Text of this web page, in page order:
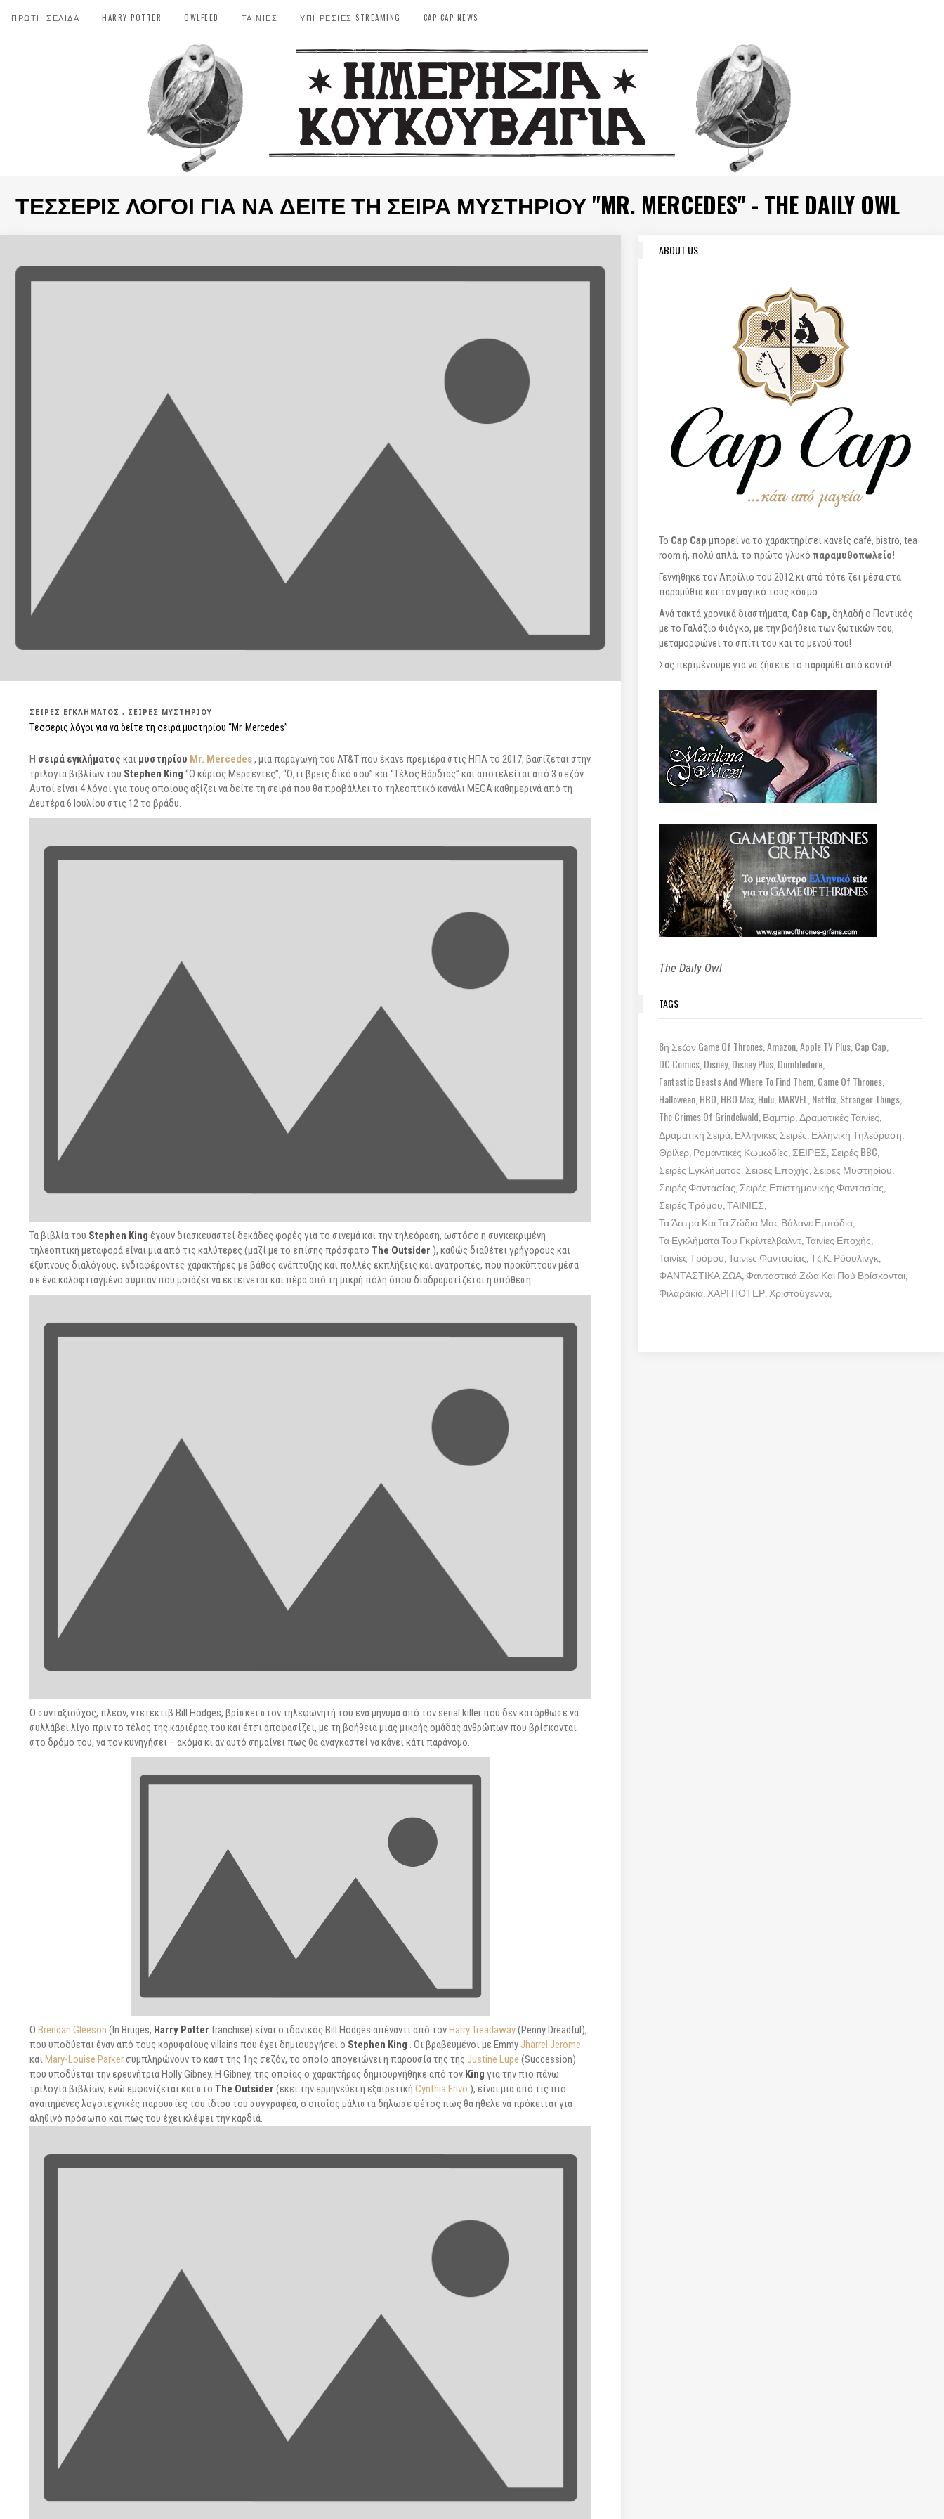
ΠΡΩΤΗ ΣΕΛΙΔΑ HARRY POTTER OWLFEED ΤΑΙΝΙΕΣ ΥΠΗΡΕΣΙΕΣ STREAMING CAP CAP NEWS
ΤΈΣΣΕΡΙΣ ΛΌΓΟΙ ΓΙΑ ΝΑ ΔΕΊΤΕ ΤΗ ΣΕΙΡΆ ΜΥΣΤΗΡΊΟΥ "MR. MERCEDES" - THE DAILY OWL
ΣΕΙΡΈΣ ΕΓΚΛΉΜΑΤΟΣ ΣΕΙΡΈΣ ΜΥΣΤΗΡΊΟΥ
Τέσσερις λόγοι για να δείτε τη σειρά μυστηρίου “Mr. Mercedes”
Η σειρά εγκλήματος και μυστηρίου Mr. Mercedes, μια παραγωγή του AT&T που έκανε πρεμιέρα στις ΗΠΑ το 2017, βασίζεται στην
τριλογία βιβλίων του Stephen King “Ο κύριος Μερσέντες”, “Ό,τι βρεις δικό σου” και “Τέλος Βάρδιας” και αποτελείται από 3 σεζόν.
Αυτοί είναι 4 λόγοι για τους οποίους αξίζει να δείτε τη σειρά που θα προβάλλει το τηλεοπτικό κανάλι MEGA καθημερινά από τη
Δευτέρα 6 Ιουλίου στις 12 το βράδυ.
Τα βιβλία του Stephen King έχουν διασκευαστεί δεκάδες φορές για το σινεμά και την τηλεόραση, ωστόσο η συγκεκριμένη
τηλεοπτική μεταφορά είναι μια από τις καλύτερες (μαζί με το επίσης πρόσφατο The Outsider ), καθώς διαθέτει γρήγορους και
έξυπνους διαλόγους, ενδιαφέροντες χαρακτήρες με βάθος ανάπτυξης και πολλές εκπλήξεις και ανατροπές, που προκύπτουν μέσα
σε ένα καλοφτιαγμένο σύμπαν που μοιάζει να εκτείνεται και πέρα από τη μικρή πόλη όπου διαδραματίζεται η υπόθεση.
Ο συνταξιούχος, πλέον, ντετέκτιβ Bill Hodges, βρίσκει στον τηλεφωνητή του ένα μήνυμα από τον serial killer που δεν κατόρθωσε να
συλλάβει λίγο πριν το τέλος της καριέρας του και έτσι αποφασίζει, με τη βοήθεια μιας μικρής ομάδας ανθρώπων που βρίσκονται
στο δρόμο του, να τον κυνηγήσει – ακόμα κι αν αυτό σημαίνει πως θα αναγκαστεί να κάνει κάτι παράνομο.
O Brendan Gleeson (In Bruges, Harry Potter franchise) είναι ο ιδανικός Bill Hodges απέναντι από τονHarry Treadaway(Penny Dreadful),
που υποδύεται έναν από τους κορυφαίους villains που έχει δημιουργήσει o Stephen King . Οι βραβευμένοι με EmmyJharrel Jerome
και Mary-Louise Parkerσυμπληρώνουν το καστ της 1ης σεζόν, το οποίο απογειώνει η παρουσία της της Justine Lupe (Succession)
που υποδύεται την ερευνήτρια Holly Gibney. Η Gibney, της οποίας ο χαρακτήρας δημιουργήθηκε από τον King για την πιο πάνω
τριλογία βιβλίων, ενώ εμφανίζεται και στο The Outsider (εκεί την ερμηνεύει η εξαιρετική Cynthia Erivo ), είναι μια από τις πιο
αγαπημένες λογοτεχνικές παρουσίες του ίδιου του συγγραφέα, ο οποίος μάλιστα δήλωσε φέτος πως θα ήθελε να πρόκειται για
αληθινό πρόσωπο και πως του έχει κλέψει την καρδιά.
ABOUT US
To Cap Cap μπορεί να το χαρακτηρίσει κανείς café, bistro, tea
room ή, πολύ απλά, το πρώτο γλυκό παραμυθοπωλείο!
Γεννήθηκε τον Απρίλιο του 2012 κι από τότε ζει μέσα στα
παραμύθια και τον μαγικό τους κόσμο.
Ανά τακτά χρονικά διαστήματα, Cap Cap, δηλαδή ο Ποντικός
με το Γαλάζιο Φιόγκο, με την βοήθεια των ξωτικών του,
μεταμορφώνει το σπίτι του και το μενού του!
Σας περιμένουμε για να ζήσετε το παραμύθι από κοντά!
The Daily Owl
TAGS
8η Σεζόν Game Of Thrones Amazon Apple TV Plus Cap Cap
DC Comics Disney Disney Plus Dumbledore
Fantastic Beasts And Where To Find Them Game Of Thrones
Halloween HBO HBO Max Hulu MARVEL Netflix Stranger Things
The Crimes Of Grindelwald Βαμπίρ Δραματικές Ταινίες
Δραματική Σειρά Ελληνικές Σειρές Ελληνική Τηλεόραση
Θρίλερ Ρομαντικές Κωμωδίες ΣΕΙΡΕΣ Σειρές BBC
Σειρές Εγκλήματος Σειρές Εποχής Σειρές Μυστηρίου
Σειρές Φαντασίας Σειρές Επιστημονικής Φαντασίας
Σειρές Τρόμου ΤΑΙΝΙΕΣ
Τα Άστρα Και Τα Ζώδια Μας Βάλανε Εμπόδια
Τα Εγκλήματα Του Γκρίντελβαλντ Ταινίες Εποχής
Ταινίες Τρόμου Ταινίες Φαντασίας Τζ.Κ. Ρόουλινγκ
ΦΑΝΤΑΣΤΙΚΑ ΖΩΑ Φανταστικά Ζώα Και Πού Βρίσκονται
Φιλαράκια ΧΑΡΙ ΠΟΤΕΡ Χριστούγεννα